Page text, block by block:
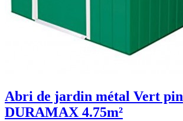
Abri de jardin métal Vert pin
DURAMAX 4.75m²